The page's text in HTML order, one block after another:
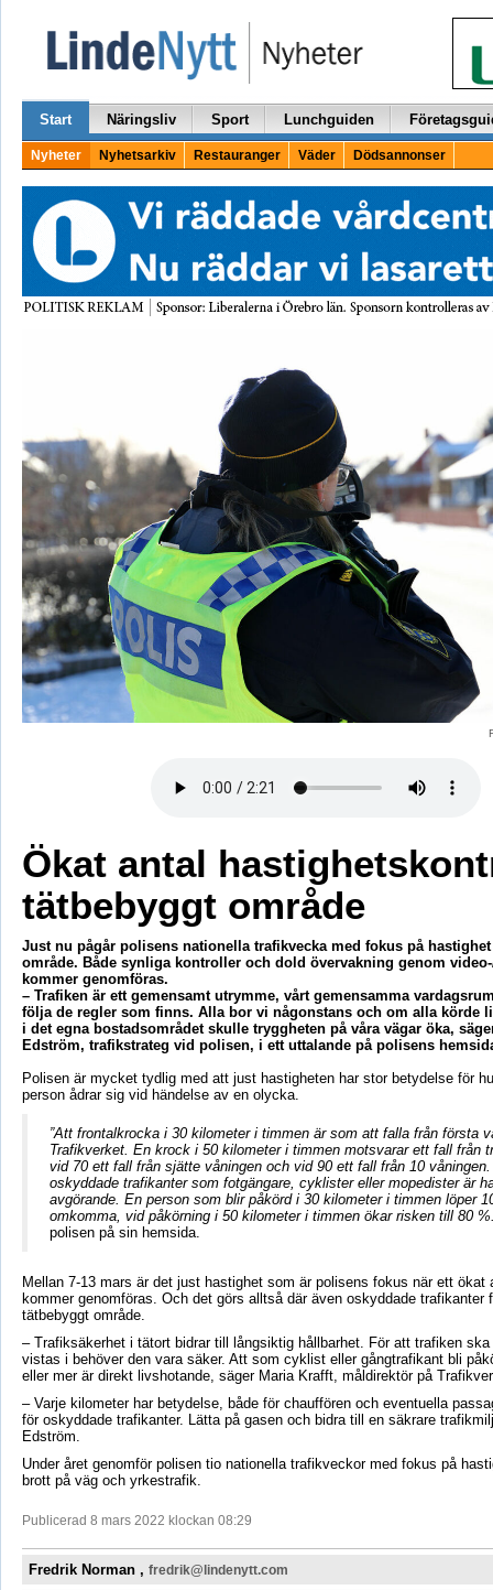
Start Näringsliv Sport Lunchguiden
Nyheter Nyhetsarkiv Restauranger Väder Dödsannonser
Ökat antal
tätbebyggt område
Just nu pågår polisens nationella trafikvecka med fokus på
område. Både synliga kontroller och dold övervakning genom
kommer genomföras.
– Trafiken är ett gemensamt utrymme, vårt gemensamma
följa de regler som finns. Alla bor vi någonstans och om alla körde
i det egna bostadsområdet skulle tryggheten på våra vägar öka,
Edström, trafikstrateg vid polisen, i ett uttalande på polisens
Polisen är mycket tydlig med att just hastigheten har stor betydelse för
person ådrar sig vid händelse av en olycka.
”Att frontalkrocka i 30 kilometer i timmen är som att falla från första
Trafikverket. En krock i 50 kilometer i timmen motsvarar ett fall från
vid 70 ett fall från sjätte våningen och vid 90 ett fall från 10
oskyddade trafikanter som fotgängare, cyklister eller mopedister är
avgörande. En person som blir påkörd i 30 kilometer i timmen löper
omkomma, vid påkörning i 50 kilometer i timmen ökar risken till 80
polisen på sin hemsida.
Mellan 7-13 mars är det just hastighet som är polisens fokus när ett ökat
kommer genomföras. Och det görs alltså där även oskyddade trafikanter
tätbebyggt område.
– Trafiksäkerhet i tätort bidrar till långsiktig hållbarhet. För att trafiken
vistas i behöver den vara säker. Att som cyklist eller gångtrafikant bli
eller mer är direkt livshotande, säger Maria Krafft, måldirektör på
– Varje kilometer har betydelse, både för chauffören och eventuella
för oskyddade trafikanter. Lätta på gasen och bidra till en säkrare
Edström.
Under året genomför polisen tio nationella trafikveckor med fokus på
brott på väg och yrkestrafik.
Publicerad 8 mars 2022 klockan 08:29
Fredrik Norman , fredrik@lindenytt.com